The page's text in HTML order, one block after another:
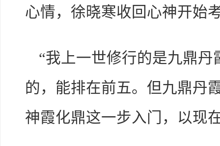
心情，徐晓寒收回心神开始
“我上一世修行的是九鼎
的，能排在前五。但九鼎丹
神霞化鼎这一步入门，以现